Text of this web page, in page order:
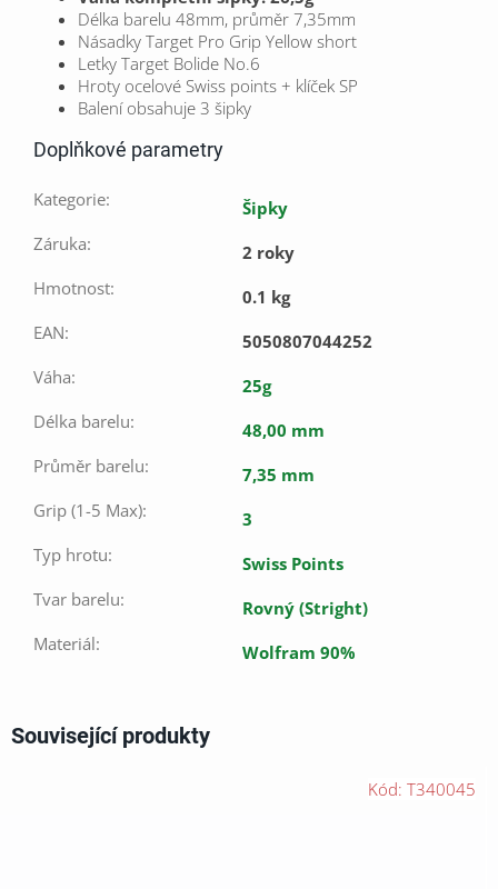
Související produkty
Kód: T340045
Délka barelu 48mm, průměr 7,35mm
Násadky Target Pro Grip Yellow short
Letky Target Bolide No.6
Hroty ocelové Swiss points + klíček SP
Balení obsahuje 3 šipky
Doplňkové parametry
Kategorie:
Šipky
Záruka:
2 roky
Hmotnost:
0.1 kg
EAN:
5050807044252
Váha:
25g
Délka barelu:
48,00 mm
Průměr barelu:
7,35 mm
Grip (1-5 Max):
3
Typ hrotu:
Swiss Points
Tvar barelu:
Rovný (Stright)
Materiál: Wolfram 90%